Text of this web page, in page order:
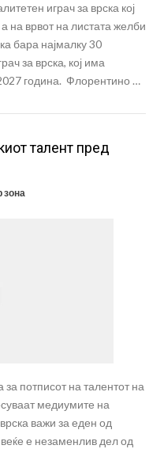
играч за врска кој
на врвот на листата желби
бара најмалку 30
за врска, кој има
година. Флорентино …
талент пред
зона
потписот на талентот на
медиумите на
важи за еден од
е незаменлив дел од